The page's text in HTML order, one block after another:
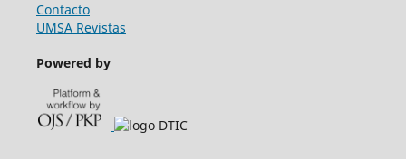
Contacto
UMSA Revistas
Powered by